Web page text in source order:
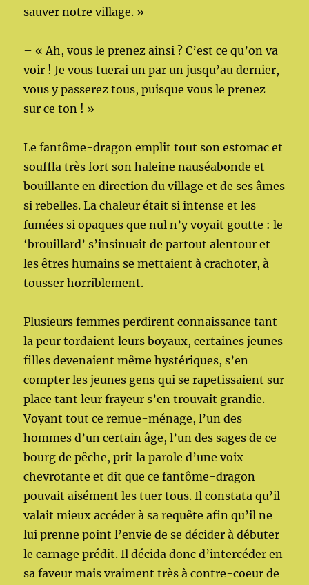
sauver notre village. »
– « Ah, vous le prenez ainsi ? C’est ce qu’on va
voir ! Je vous tuerai un par un jusqu’au dernier,
vous y passerez tous, puisque vous le prenez
sur ce ton ! »
Le fantôme-dragon emplit tout son estomac et
souffla très fort son haleine nauséabonde et
bouillante en direction du village et de ses âmes
si rebelles. La chaleur était si intense et les
fumées si opaques que nul n’y voyait goutte : le
‘brouillard’ s’insinuait de partout alentour et
les êtres humains se mettaient à crachoter, à
tousser horriblement.
Plusieurs femmes perdirent connaissance tant
la peur tordaient leurs boyaux, certaines jeunes
filles devenaient même hystériques, s’en
compter les jeunes gens qui se rapetissaient sur
place tant leur frayeur s’en trouvait grandie.
Voyant tout ce remue-ménage, l’un des
hommes d’un certain âge, l’un des sages de ce
bourg de pêche, prit la parole d’une voix
chevrotante et dit que ce fantôme-dragon
pouvait aisément les tuer tous. Il constata qu’il
valait mieux accéder à sa requête afin qu’il ne
lui prenne point l’envie de se décider à débuter
le carnage prédit. Il décida donc d’intercéder en
sa faveur mais vraiment très à contre-coeur de